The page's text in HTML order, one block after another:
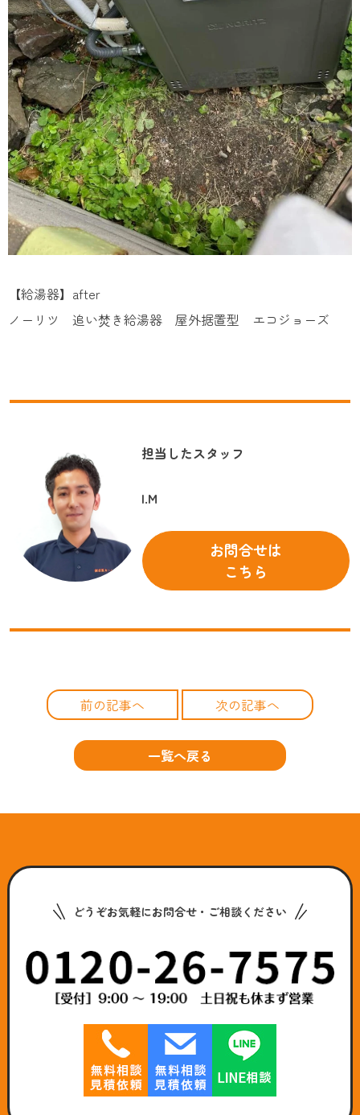
【給湯器】after
ノーリツ 追い焚き給湯器 屋外据置型 エコジョーズ
担当したスタッフ
I.M
お問合せは
こちら
前の記事へ 次の記事へ
一覧へ戻る
どうぞお気軽にお問合せ・ご相談ください